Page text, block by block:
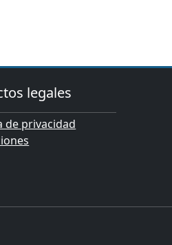
legales
de privacidad